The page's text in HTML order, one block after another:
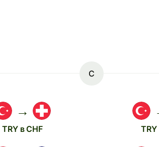
C
→
TRY в CHF TRY